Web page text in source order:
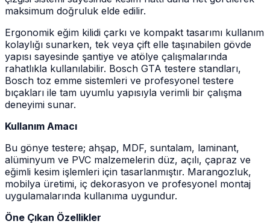
maksimum doğruluk elde edilir.
Ergonomik eğim kilidi çarkı ve kompakt tasarımı kullanım
kolaylığı sunarken, tek veya çift elle taşınabilen gövde
yapısı sayesinde şantiye ve atölye çalışmalarında
rahatlıkla kullanılabilir. Bosch GTA testere standları,
Bosch toz emme sistemleri ve profesyonel testere
bıçakları ile tam uyumlu yapısıyla verimli bir çalışma
deneyimi sunar.
Kullanım Amacı
Bu gönye testere; ahşap, MDF, suntalam, laminant,
alüminyum ve PVC malzemelerin düz, açılı, çapraz ve
eğimli kesim işlemleri için tasarlanmıştır. Marangozluk,
mobilya üretimi, iç dekorasyon ve profesyonel montaj
uygulamalarında kullanıma uygundur.
Öne Çıkan Özellikler